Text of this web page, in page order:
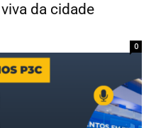
da cidade
0